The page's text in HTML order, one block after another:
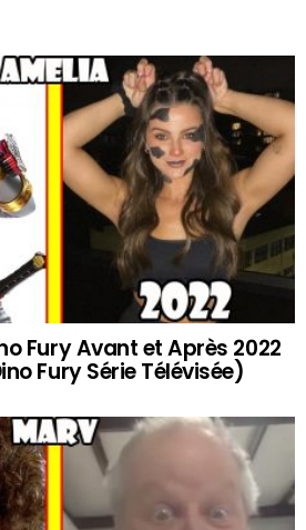
Fury Avant et Après 2022
Fury Série Télévisée)